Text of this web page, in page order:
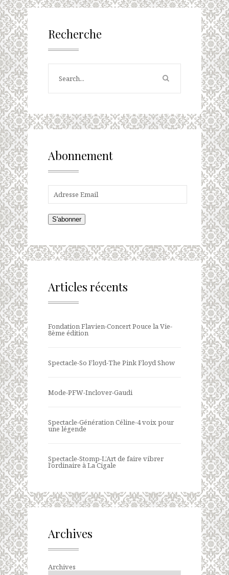
Recherche
Abonnement
S'abonner
Articles récents
Fondation Flavien-Concert Pouce la Vie-
8ème édition
Spectacle-So Floyd-The Pink Floyd Show
Mode-PFW-Inclover-Gaudi
Spectacle-Génération Céline-4 voix pour
une légende
Spectacle-Stomp-L’Art de faire vibrer
l’ordinaire à La Cigale
Archives
Archives